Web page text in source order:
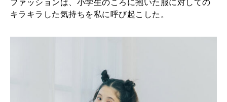
々
ファッションは、小学生のころに抱いた服に対しての
キラキラした気持ちを私に呼び起こした。